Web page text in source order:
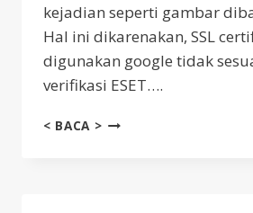
kejadian seperti gambar
Hal ini dikarenakan, SSL
digunakan google tidak
verifikasi ESET….
< BACA >ERROR